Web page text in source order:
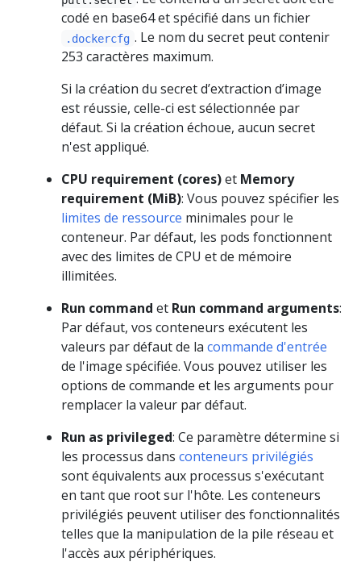
codé en base64 et spécifié dans un fichier
.dockercfg . Le nom du secret peut contenir
253 caractères maximum.
Si la création du secret d’extraction d’image
est réussie, celle-ci est sélectionnée par
défaut. Si la création échoue, aucun secret
n'est appliqué.
CPU requirement (cores)et Memory
requirement (MiB): Vous pouvez spécifier les
limites de ressource minimales pour le
conteneur. Par défaut, les pods fonctionnent
avec des limites de CPU et de mémoire
illimitées.
Run command et Run command arguments:
Par défaut, vos conteneurs exécutent les
valeurs par défaut de la commande d'entrée
de l'image spécifiée. Vous pouvez utiliser les
options de commande et les arguments pour
remplacer la valeur par défaut.
Run as privileged: Ce paramètre détermine si
les processus dans conteneurs privilégiés
sont équivalents aux processus s'exécutant
en tant que root sur l'hôte. Les conteneurs
privilégiés peuvent utiliser des fonctionnalités
telles que la manipulation de la pile réseau et
l'accès aux périphériques.